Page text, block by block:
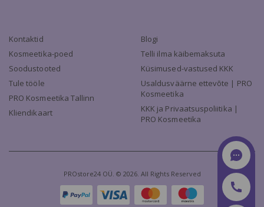
Kontaktid
Kosmeetika-poed
Soodustooted
Tule tööle
PRO Kosmeetika Tallinn
Kliendikaart
Blogi
Telli ilma käibemaksuta
Küsimused-vastused KKK
Usaldusväärne ettevõte | PRO
Kosmeetika
KKK ja Privaatsuspoliitika |
PRO Kosmeetika
PROstore24 OÜ. © 2026. All Rights Reserved